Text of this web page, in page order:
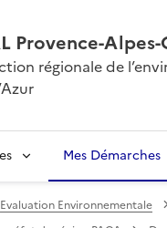
Provence-
régionale de
Mes Démarches
Evaluation Environnementale